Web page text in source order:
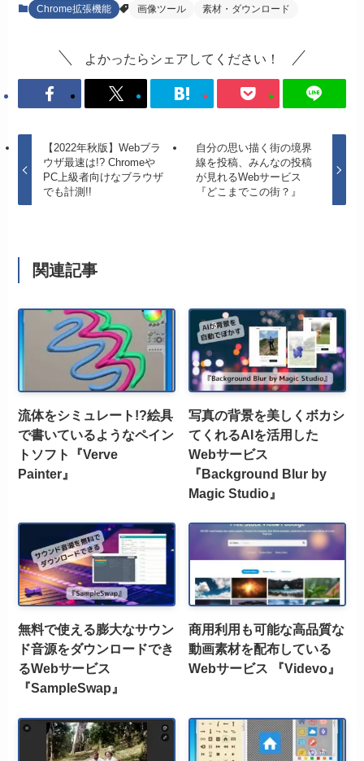
Chrome拡張機能 画像ツール 素材・ダウンロード
よかったらシェアしてください！
【2022年秋版】Webブラ
ウザ最速は!? Chromeや
PC上級者向けなブラウザ
でも計測!!
自分の思い描く街の境界
線を投稿、みんなの投稿
が見れるWebサービス
『どこまでこの街？』
関連記事
流体をシミュレート!?絵具
で書いているようなペイン
トソフト『Verve
Painter』
写真の背景を美しくボカシ
てくれるAIを活用した
Webサービス
『Background Blur by
Magic Studio』
無料で使える膨大なサウン
ド音源をダウンロードでき
るWebサービス
『SampleSwap』
商用利用も可能な高品質な
動画素材を配布している
Webサービス 『Videvo』